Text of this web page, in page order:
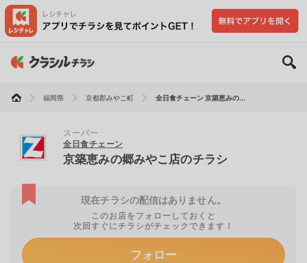
福岡県 京都郡みやこ町 全日食チェーン 京築恵みの...
スーパー
全日食チェーン
京築恵みの郷みやこ店のチラシ
現在チラシの配信はありません。
このお店をフォローしておくと
次回すぐにチラシがチェックできます！
フォロー